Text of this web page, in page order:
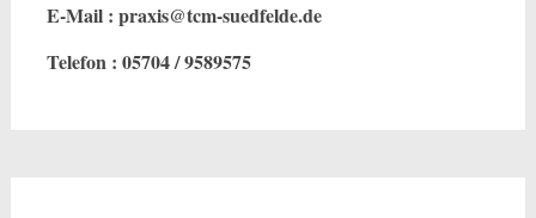
E-Mail : praxis@tcm-suedfelde.de
Telefon : 05704 / 9589575